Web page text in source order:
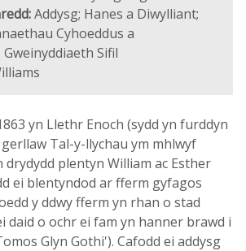
Addysg; Hanes a Diwylliant;
Cyhoeddus a
Sifil
yn Llethr Enoch (sydd yn furddyn
Tal-y-llychau ym mhlwyf
drydydd plentyn William ac Esther
ei blentyndod ar fferm gyfagos
y ddwy fferm yn rhan o stad
daid o ochr ei fam yn hanner brawd i
Glyn Gothi'). Cafodd ei addysg